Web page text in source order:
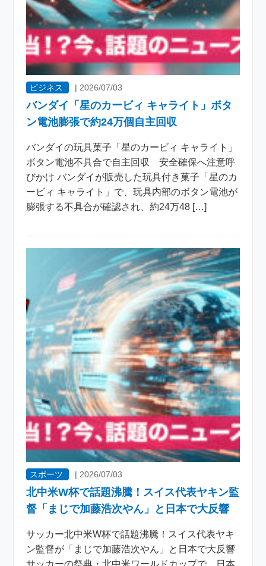
ビジネス | 2026/07/03
バンダイ「星のカービィ キャライト」ボタ
ン電池膨張で約24万個自主回収
バンダイの玩具菓子「星のカービィ キャライト」
ボタン電池不具合で自主回収 安全確保へ注意呼
びかけ バンダイが販売した玩具付き菓子「星のカ
ービィ キャライト」で、玩具内部のボタン電池が
膨張する不具合が確認され、約24万48 […]
スポーツ | 2026/07/03
北中米W杯で話題沸騰！スイス代表ヤキン監
督「まじで加藤浩次やん」と日本で大反響
サッカー北中米W杯で話題沸騰！スイス代表ヤキ
ン監督が「まじで加藤浩次やん」と日本で大反響
サッカーの祭典・北中米ワールドカップで、日本